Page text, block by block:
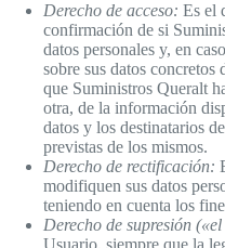
Derecho de acceso: Es el
confirmación de si
datos personales y, en
sobre sus datos concretos
que Suministros Queralt
otra, de la información
datos y los destinatarios
previstas de los mismos.
Derecho de rectificación:
modifiquen sus datos
teniendo en cuenta los
Derecho de supresión